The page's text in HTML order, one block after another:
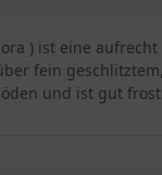
) ist eine
fein
und ist gut